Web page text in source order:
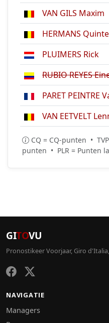
VAN GILS Maxim
HERMANS
PLUIMERS Rick
RUBIO REYES
PARET PEINTRE
VAN EETVELT
CQ = CQ-punten •
punten • PLR = Punten
GITOVU
Pronostikeer Voorjaar, Giro
NAVIGATIE
Managers